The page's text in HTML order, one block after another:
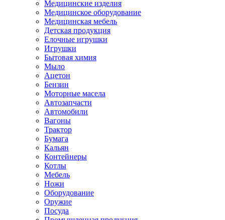
Медицинские изделия
Медицинское оборудование
Медицинская мебель
Детская продукция
Елочные игрушки
Игрушки
Бытовая химия
Мыло
Ацетон
Бензин
Моторные масела
Автозапчасти
Автомобили
Вагоны
Трактор
Бумага
Кальян
Контейнеры
Котлы
Мебель
Ножи
Оборудование
Оружие
Посуда